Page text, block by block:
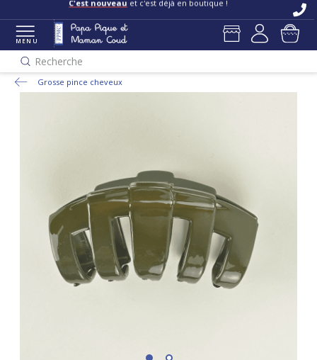
C'est nouveau et c'est déjà en boutique !
MENU
Recherche
Grosse pince cheveux